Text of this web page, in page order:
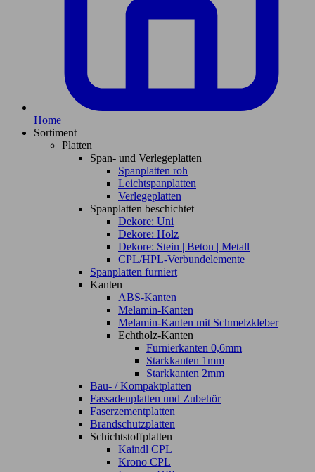
Home
Sortiment
Platten
Span- und Verlegeplatten
Spanplatten roh
Leichtspanplatten
Verlegeplatten
Spanplatten beschichtet
Dekore: Uni
Dekore: Holz
Dekore: Stein | Beton | Metall
CPL/HPL-Verbundelemente
Spanplatten furniert
Kanten
ABS-Kanten
Melamin-Kanten
Melamin-Kanten mit Schmelzkleber
Echtholz-Kanten
Furnierkanten 0,6mm
Starkkanten 1mm
Starkkanten 2mm
Bau- / Kompaktplatten
Fassadenplatten und Zubehör
Faserzementplatten
Brandschutzplatten
Schichtstoffplatten
Kaindl CPL
Krono CPL